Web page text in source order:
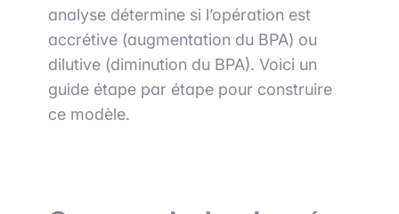
analyse détermine si l’opération est
accrétive (augmentation du BPA) ou
dilutive (diminution du BPA). Voici un
guide étape par étape pour construire
ce modèle.